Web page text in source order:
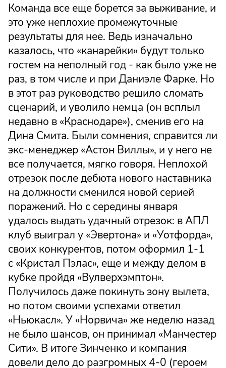
Команда все еще борется за выживание, и
это уже неплохие промежуточные
результаты для нее. Ведь изначально
казалось, что «канарейки» будут только
гостем на неполный год - как было уже не
раз, в том числе и при Даниэле Фарке. Но
в этот раз руководство решило сломать
сценарий, и уволило немца (он всплыл
недавно в «Краснодаре»), сменив его на
Дина Смита. Были сомнения, справится ли
экс-менеджер «Астон Виллы», и у него не
все получается, мягко говоря. Неплохой
отрезок после дебюта нового наставника
на должности сменился новой серией
поражений. Но с середины января
удалось выдать удачный отрезок: в АПЛ
клуб выиграл у «Эвертона» и «Уотфорда»,
своих конкурентов, потом оформил 1-1
с «Кристал Пэлас», еще и между делом в
кубке пройдя «Вулверхэмптон».
Получилось даже покинуть зону вылета,
но потом своими успехами ответил
«Ньюкасл». У «Норвича» же неделю назад
не было шансов, он принимал «Манчестер
Сити». В итоге Зинченко и компания
довели дело до разгромных 4-0 (героем